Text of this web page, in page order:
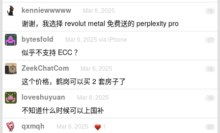
16
kenniewwwww Mar 6, 2025
谢谢，我选择 revolut metal 免费送的 perplexity pro
17
bytesfold Mar 6, 2025 via iPhone
似乎不支持 ECC ？
18
ZeekChatCom Mar 6, 2025
这个价格，鹤岗可以买 2 套房子了
19
loveshuyuan Mar 6, 2025
不知道什么时候可以上国补
20
qxmqh Mar 6, 2025 1